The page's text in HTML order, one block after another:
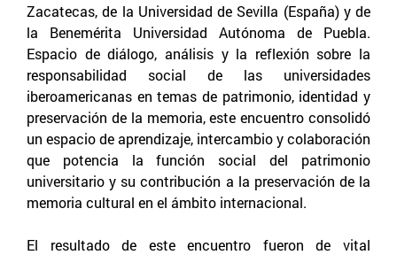
Zacatecas, de la Universidad de Sevilla (España) y de
la Benemérita Universidad Autónoma de Puebla.
Espacio de diálogo, análisis y la reflexión sobre la
responsabilidad social de las universidades
iberoamericanas en temas de patrimonio, identidad y
preservación de la memoria, este encuentro consolidó
un espacio de aprendizaje, intercambio y colaboración
que potencia la función social del patrimonio
universitario y su contribución a la preservación de la
memoria cultural en el ámbito internacional.
El resultado de este encuentro fueron de vital